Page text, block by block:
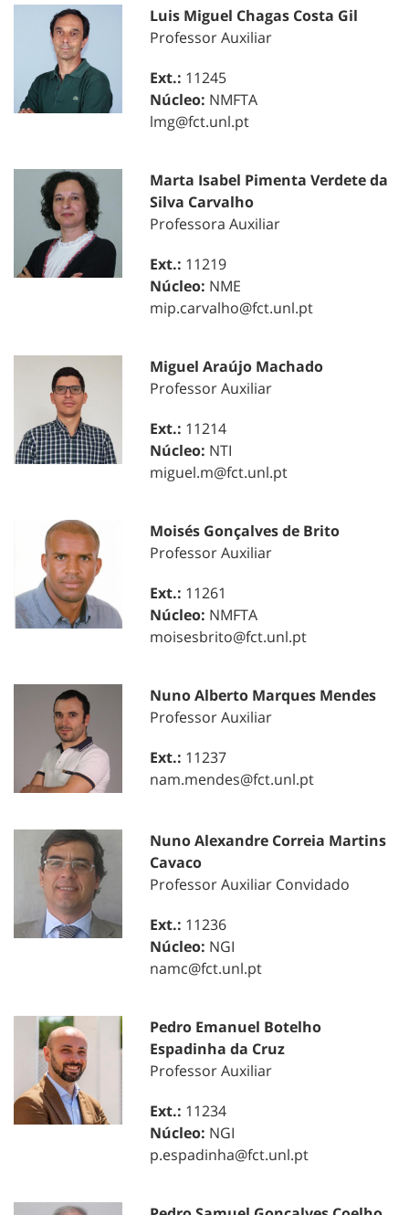
Luis Miguel Chagas Costa Gil
Professor Auxiliar
Ext.: 11245
Núcleo: NMFTA
lmg@fct.unl.pt
Marta Isabel Pimenta Verdete da
Silva Carvalho
Professora Auxiliar
Ext.: 11219
Núcleo: NME
mip.carvalho@fct.unl.pt
Miguel Araújo Machado
Professor Auxiliar
Ext.: 11214
Núcleo: NTI
miguel.m@fct.unl.pt
Moisés Gonçalves de Brito
Professor Auxiliar
Ext.: 11261
Núcleo: NMFTA
moisesbrito@fct.unl.pt
Nuno Alberto Marques Mendes
Professor Auxiliar
Ext.: 11237
nam.mendes@fct.unl.pt
Nuno Alexandre Correia Martins
Cavaco
Professor Auxiliar Convidado
Ext.: 11236
Núcleo: NGI
namc@fct.unl.pt
Pedro Emanuel Botelho
Espadinha da Cruz
Professor Auxiliar
Ext.: 11234
Núcleo: NGI
p.espadinha@fct.unl.pt